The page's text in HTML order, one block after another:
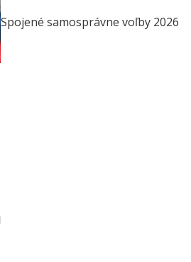
Spojené samosprávne voľby 2026